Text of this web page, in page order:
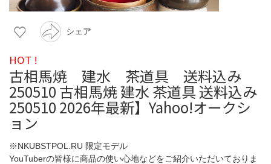
シェア
HOT !
古相馬焼 建水 茶道具 送料込み
250510 古相馬焼 建水 茶道具 送料込み
250510 2026年最新】Yahoo!オークシ
ョン
※NKUBSTPOL.RU 限定モデル
YouTuberの皆様に商品の使い心地などをご紹介いただいておりま